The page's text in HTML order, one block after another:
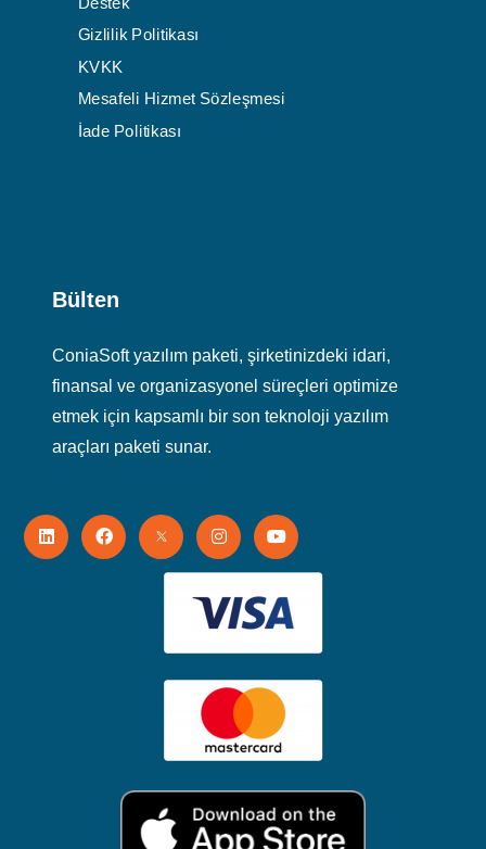
Gizlilik Politikası
KVKK
Mesafeli Hizmet Sözleşmesi
İade Politikası
Bülten
ConiaSoft yazılım paketi, şirketinizdeki idari,
finansal ve organizasyonel süreçleri optimize
etmek için kapsamlı bir son teknoloji yazılım
araçları paketi sunar.